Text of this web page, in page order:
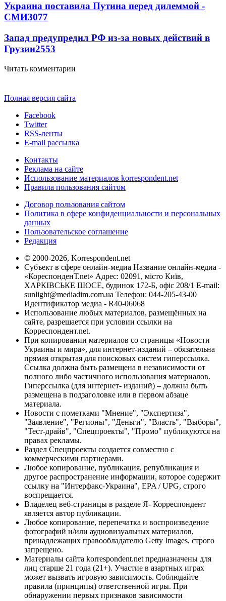
Украина поставила Путина перед дилеммой -
СМИ3077
Запад предупредил РФ из-за новых действий в
Грузии2553
Читать комментарии
Полная версия сайта
Facebook
Twitter
RSS-ленты
E-mail рассылка
Контакты
Реклама на сайте
Использование материалов korrespondent.net
Правила пользования сайтом
Договор пользования сайтом
Политика в сфере конфиденциальности и персональных
данных
Пользовательское соглашение
Редакция
© 2000-2026, Korrespondent.net
Субъект в сфере онлайн-медиа Название онлайн-медиа -
«КореспонденТ.net» Адрес: 02091, місто Київ,
ХАРКІВСЬКЕ ШОСЕ, будинок 172-Б, офіс 208/1 E-mail:
sunlight@mediadim.com.ua Телефон: 044-205-43-00
Идентификатор медиа - R40-06068
Использование любых материалов, размещённых на
сайте, разрешается при условии ссылки на
Корреспондент.net.
При копировании материалов со страницы «Новости
Украины и мира», для интернет-изданий – обязательна
прямая открытая для поисковых систем гиперссылка.
Ссылка должна быть размещена в независимости от
полного либо частичного использования материалов.
Гиперссылка (для интернет- изданий) – должна быть
размещена в подзаголовке или в первом абзаце
материала.
Новости с пометками "Мнение", "Экспертиза",
"Заявление", "Регионы", "Деньги", "Власть", "Выборы",
"Тест-драйв", "Спецпроекты", "Промо" публикуются на
правах рекламы.
Раздел Спецпроекты создается совместно с
коммерческими партнерами.
Любое копирование, публикация, републикация и
другое распространение информации, которое содержит
ссылку на "Интерфакс-Украина", EPA / UPG, строго
воспрещается.
Владелец веб-страницы в разделе Я- Корреспондент
является автор публикации.
Любое копирование, перепечатка и воспроизведение
фотографий и/или аудиовизуальных материалов,
принадлежащих правообладателю Getty Images, строго
запрещено.
Материалы сайта korrespondent.net предназначены для
лиц старше 21 года (21+). Участие в азартных играх
может вызвать игровую зависимость. Соблюдайте
правила (принципы) ответственной игры. При
обнаружении первых признаков зависимости